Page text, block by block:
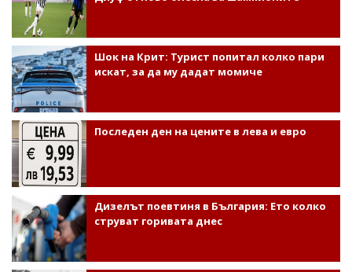
Шок на Крит: Турист попитал колко пари
искат, за да му дадат момиче
Последен ден на цените в лева и евро
Дизелът поевтиня в България: Ето колко
струват горивата днес